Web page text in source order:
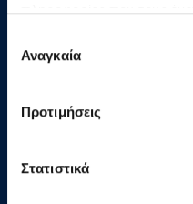
πληροφορίες που τους
των υπηρεσιών τους.
συγκατάθεσης
Αναγκαία
Προτιμήσεις
Στατιστικά
Στην Ηπειρωτική